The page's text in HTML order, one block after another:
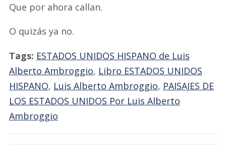
Que por ahora callan.
O quizás ya no.
Tags: ESTADOS UNIDOS HISPANO de Luis
Alberto Ambroggio, Libro ESTADOS UNIDOS
HISPANO, Luis Alberto Ambroggio, PAISAJES DE
LOS ESTADOS UNIDOS Por Luis Alberto
Ambroggio